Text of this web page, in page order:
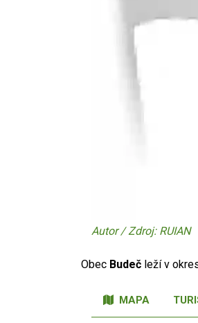
Autor / Zdroj: RUIAN
Obec Budeč leží v
MAPA